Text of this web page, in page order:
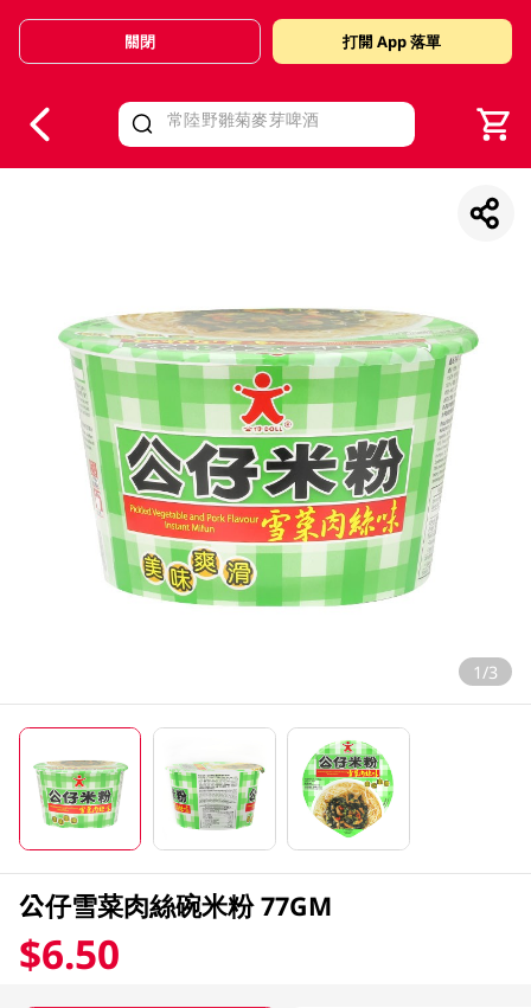
Valid Until 30 June 2026
關閉 打開 App 落單
1/3
公仔雪菜肉絲碗米粉 77GM
$6.50